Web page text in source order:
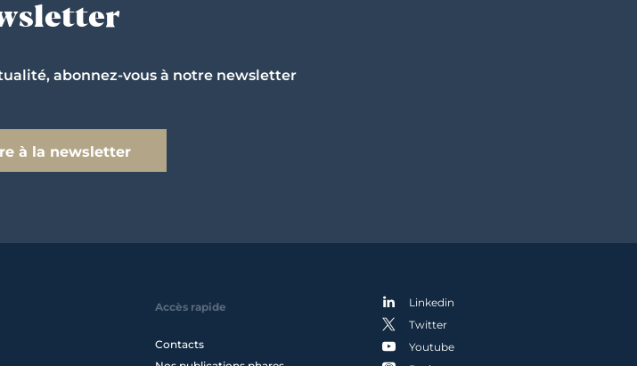
abonnez-vous à notre newsletter
à la newsletter
Accès rapide
Contacts
Linkedin
Twitter
Youtube